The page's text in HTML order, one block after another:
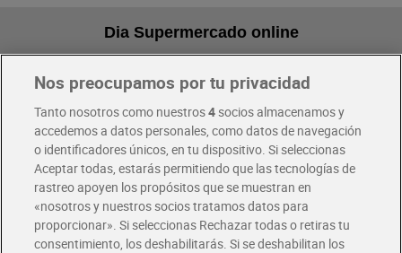
Dia Supermercado online
Pide hoy, recibe hoy
Envío gratis por compras superiores a 100€
Envío estandar por 4,99€
Glovo y Uber Eats
Solicita tu factura de Glovo o Uber Eats
Nos preocupamos por tu privacidad
Tanto nosotros como nuestros4socios almacenamos y
accedemos a datos personales, como datos de navegación
o identificadores únicos, en tu dispositivo. Si seleccionas
Aceptar todas, estarás permitiendo que las tecnologías de
rastreo apoyen los propósitos que se muestran en
«nosotros y nuestros socios tratamos datos para
proporcionar». Si seleccionas Rechazar todas o retiras tu
consentimiento, los deshabilitarás. Si se deshabilitan los